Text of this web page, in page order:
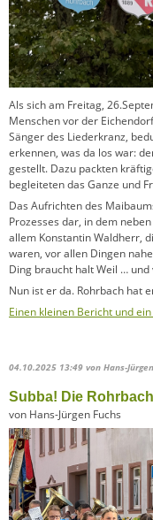
Als sich am Freitag,
Menschen vor der
Sänger des Liederkranz,
erkennen, was da los war:
gestellt. Dazu packten
begleiteten das Ganze und
Das Aufrichten des
Prozesses dar, in dem
allem Konstantin Waldherr,
waren, vor allen Dingen
Ding braucht halt Weil …
Nun ist er da. Rohrbach hat
Einen kleinen Bericht und
04.10.2025 13:49 von Hans-
Subba! Die
von Hans-Jürgen Fuchs